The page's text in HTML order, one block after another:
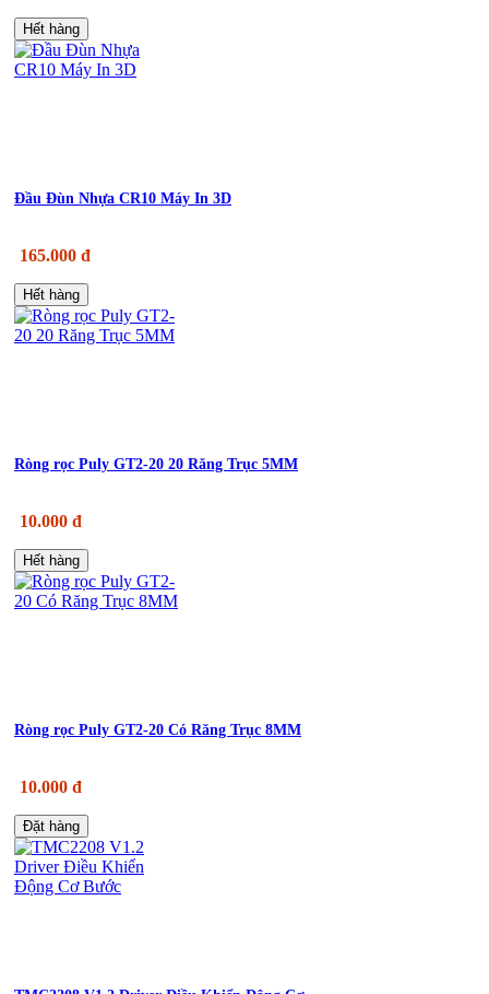
Hết hàng
Đầu Đùn Nhựa CR10 Máy In 3D
165.000 đ
Hết hàng
Ròng rọc Puly GT2-20 20 Răng Trục 5MM
10.000 đ
Hết hàng
Ròng rọc Puly GT2-20 Có Răng Trục 8MM
10.000 đ
Đặt hàng